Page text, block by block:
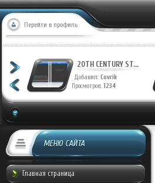
Перейти в профиль
20TH CENTURY ST...
Добавил: Covrik
Просмотров: 1234
МЕНЮ САЙТА
Главная страница